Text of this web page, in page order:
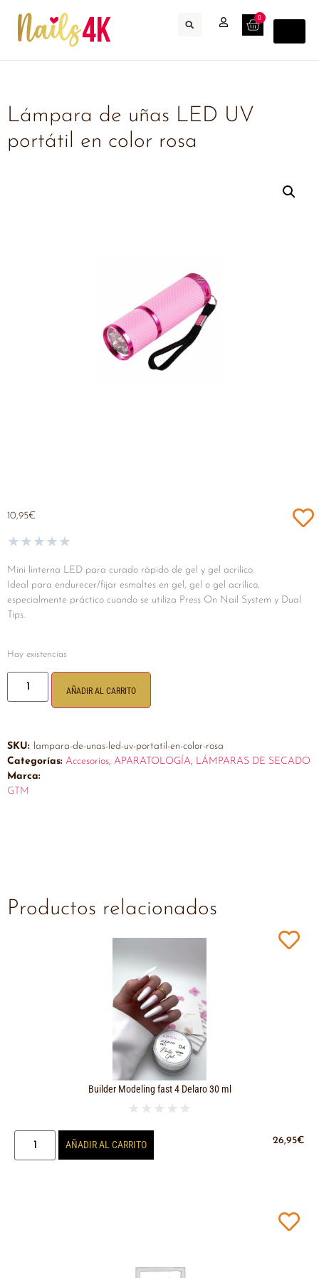
0
Lámpara de uñas LED UV
portátil en color rosa
10,95€
★★★★★
Mini linterna LED para curado rápido de gel y gel acrílico.
Ideal para endurecer/fijar esmaltes en gel, gel o gel acrílico,
especialmente práctico cuando se utiliza Press On Nail System y Dual
Tips.
Hay existencias
AÑADIR AL CARRITO
SKU: lampara-de-unas-led-uv-portatil-en-color-rosa
Categorías: Accesorios, APARATOLOGÍA, LÁMPARAS DE SECADO
Marca:
GTM
Productos relacionados
Builder Modeling fast 4 Delaro 30 ml
★ ★ ★ ★ ★
26,95€
AÑADIR AL CARRITO